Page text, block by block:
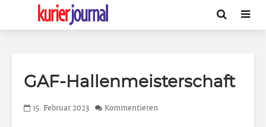
GAF-Hallenmeisterschaft
15. Februar 2023 Kommentieren